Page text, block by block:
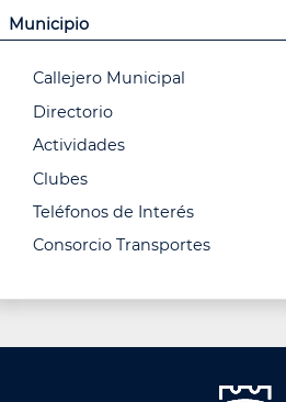
Municipio
Callejero Municipal
Directorio
Actividades
Clubes
Teléfonos de Interés
Consorcio Transportes